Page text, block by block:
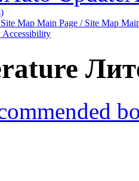
Map Main Page / Site Map
Accessibility